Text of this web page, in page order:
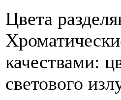
Цвета
качествами:
светового